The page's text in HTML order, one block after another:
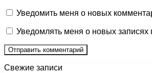
Уведомить меня о новых
Уведомлять меня о новых записях
Свежие записи